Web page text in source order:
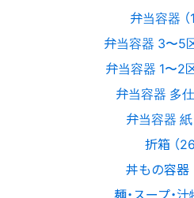
弁当容器 （
弁当容器 3〜5
弁当容器 1〜2
弁当容器 多仕
弁当容器 紙
折箱 （
丼もの容器